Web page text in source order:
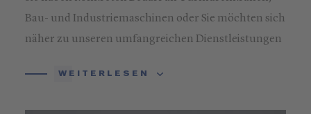
Bau- und Industriemaschinen oder Sie möchten sich
näher zu unseren umfangreichen Dienstleistungen
WEITERLESEN